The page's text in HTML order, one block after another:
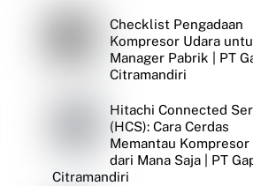
Checklist Pengadaan
Kompresor Udara
Manager Pabrik | PT
Citramandiri
Hitachi Connected
(HCS): Cara Cerdas
Memantau Kompresor
dari Mana Saja | PT
Citramandiri